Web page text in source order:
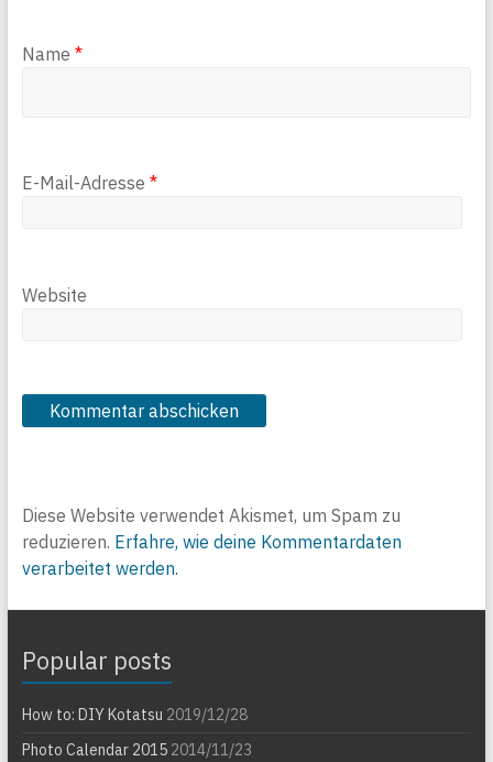
Name *
E-Mail-Adresse *
Website
Diese Website verwendet Akismet, um Spam zu
reduzieren. Erfahre, wie deine Kommentardaten
verarbeitet werden.
Popular posts
How to: DIY Kotatsu 2019/12/28
Photo Calendar 20152014/11/23